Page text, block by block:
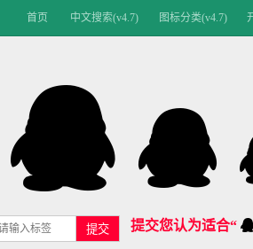
首页 中文搜索(v4.7) 图标分类(v4.7)
提交 提交您认为适合“